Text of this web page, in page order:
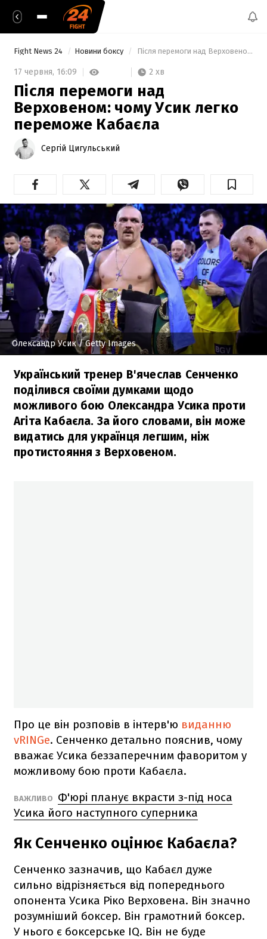
Fight News 24 Новини боксу Після перемоги над Верховеном: чому Усик легко переможе Кабаєла
17 червня, 16:09 2 хв
Після перемоги над
Верховеном: чому Усик легко
переможе Кабаєла
Сергій Цигульський
Олександр Усик/ Getty Images
Український тренер В'ячеслав Сенченко
поділився своїми думками щодо
можливого бою Олександра Усика проти
Агіта Кабаєла. За його словами, він може
видатись для українця легшим, ніж
протистояння з Верховеном.
Про це він розповів в інтерв'ю виданню
vRINGe. Сенченко детально пояснив, чому
вважає Усика беззаперечним фаворитом у
можливому бою проти Кабаєла.
ВАЖЛИВО
Ф'юрі планує вкрасти з-під носа
Усика його наступного суперника
Як Сенченко оцінює Кабаєла?
Сенченко зазначив, що Кабаєл дуже
сильно відрізняється від попереднього
опонента Усика Ріко Верховена. Він значно
розумніший боксер. Він грамотний боксер.
У нього є боксерське IQ. Він не буде